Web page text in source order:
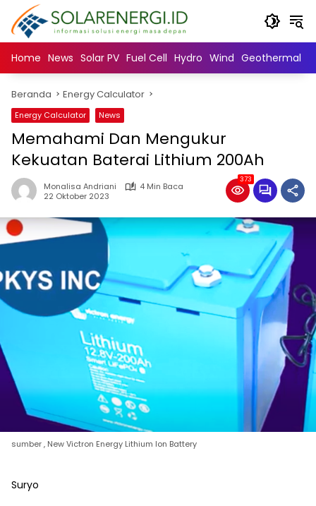
Langsung
konten
Home News Solar PV Fuel Cell Hydro Wind Geothermal
Beranda Energy Calculator
Energy Calculator News
Memahami Dan Mengukur
Kekuatan Baterai Lithium 200Ah
Monalisa Andriani
4 Min Baca
22 Oktober 2023
373
sumber , New Victron Energy Lithium Ion Battery
Suryo